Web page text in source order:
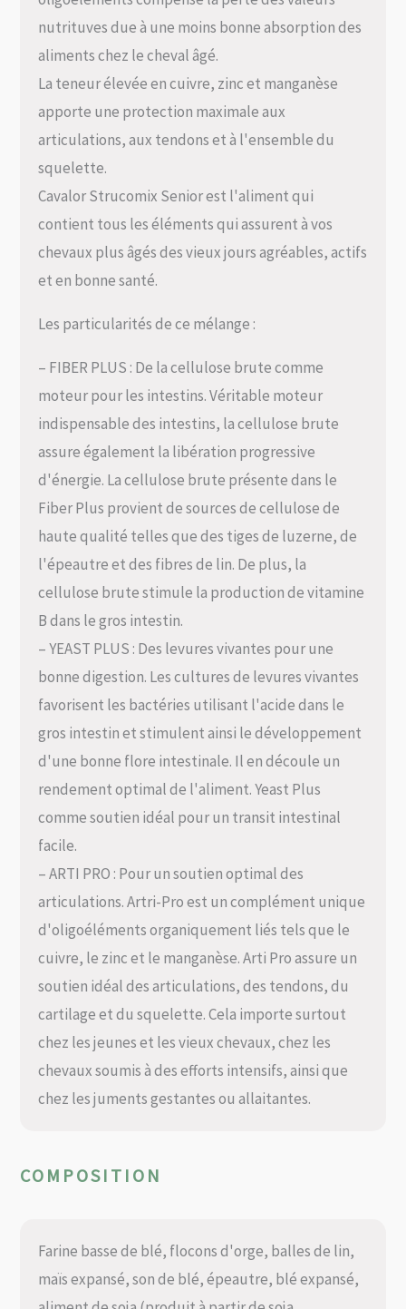
nutrituves due à une moins bonne absorption des
aliments chez le cheval âgé.
La teneur élevée en cuivre, zinc et manganèse
apporte une protection maximale aux
articulations, aux tendons et à l'ensemble du
squelette.
Cavalor Strucomix Senior est l'aliment qui
contient tous les éléments qui assurent à vos
chevaux plus âgés des vieux jours agréables, actifs
et en bonne santé.
Les particularités de ce mélange :
– FIBER PLUS : De la cellulose brute comme
moteur pour les intestins. Véritable moteur
indispensable des intestins, la cellulose brute
assure également la libération progressive
d'énergie. La cellulose brute présente dans le
Fiber Plus provient de sources de cellulose de
haute qualité telles que des tiges de luzerne, de
l'épeautre et des fibres de lin. De plus, la
cellulose brute stimule la production de vitamine
B dans le gros intestin.
– YEAST PLUS : Des levures vivantes pour une
bonne digestion. Les cultures de levures vivantes
favorisent les bactéries utilisant l'acide dans le
gros intestin et stimulent ainsi le développement
d'une bonne flore intestinale. Il en découle un
rendement optimal de l'aliment. Yeast Plus
comme soutien idéal pour un transit intestinal
facile.
– ARTI PRO : Pour un soutien optimal des
articulations. Artri-Pro est un complément unique
d'oligoéléments organiquement liés tels que le
cuivre, le zinc et le manganèse. Arti Pro assure un
soutien idéal des articulations, des tendons, du
cartilage et du squelette. Cela importe surtout
chez les jeunes et les vieux chevaux, chez les
chevaux soumis à des efforts intensifs, ainsi que
chez les juments gestantes ou allaitantes.
COMPOSITION
Farine basse de blé, flocons d'orge, balles de lin,
maïs expansé, son de blé, épeautre, blé expansé,